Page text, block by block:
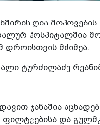
ღია
ჰოსპიტალშია
დროისთვის მძიმეა.
ტურძილაძე
ჯანაშია
ფილტვებისა და